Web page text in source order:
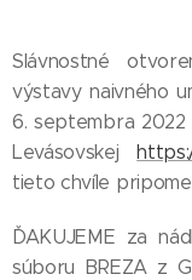
Slávnostné
výstavy naivného
6. septembra
Levásovskej
tieto chvíle
ĎAKUJEME za
súboru BREZA z